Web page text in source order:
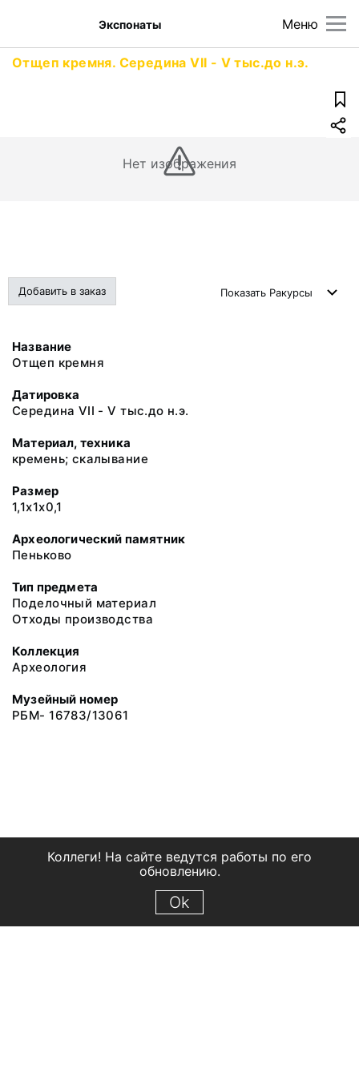
Меню
Экспонаты
Отщеп кремня. Середина VII - V тыс.до н.э.
Нет изображения
Добавить в заказ Показать Ракурсы
Название
Отщеп кремня
Датировка
Середина VII - V тыс.до н.э.
Материал, техника
кремень; скалывание
Размер
1,1х1х0,1
Археологический памятник
Пеньково
Тип предмета
Поделочный материал
Отходы производства
Коллекция
Археология
Музейный номер
РБМ- 16783/13061
Коллеги! На сайте ведутся работы по его
обновлению.
Ok